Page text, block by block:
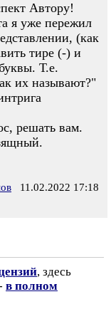
Автору!
я уже пережил
(как
тире (-) и
Т.е.
их называют?"
решать вам.
11.02.2022 17:18
, здесь
в полном